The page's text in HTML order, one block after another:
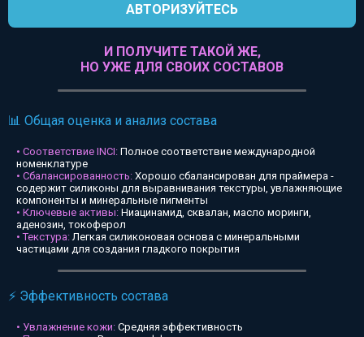
АВТОРИЗУЙТЕСЬ
И ПОЛУЧИТЕ ТАКОЙ ЖЕ,
НО УЖЕ ДЛЯ СВОИХ СОСТАВОВ
📊 Общая оценка и анализ состава
• Соответствие INCI: Полное соответствие международной
номенклатуре
• Сбалансированность: Хорошо сбалансирован для праймера -
содержит силиконы для выравнивания текстуры, увлажняющие
компоненты и минеральные пигменты
• Ключевые активы: Ниацинамид, сквалан, масло моринги,
аденозин, токоферол
• Текстура:Легкая силиконовая основа с минеральными
частицами для создания гладкого покрытия
⚡ Эффективность состава
• Увлажнение кожи: Средняя эффективность